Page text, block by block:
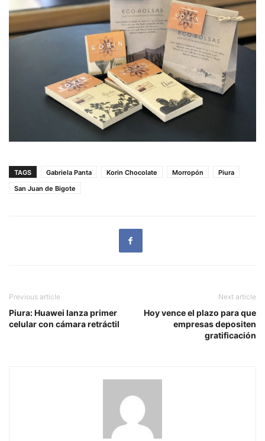
TAGS Gabriela Panta Korin Chocolate Morropón
Piura
San Juan de Bigote
Previous article
Piura: Huawei lanza primer
celular con cámara retráctil
Next article
Hoy vence el plazo para que
empresas depositen
gratificación